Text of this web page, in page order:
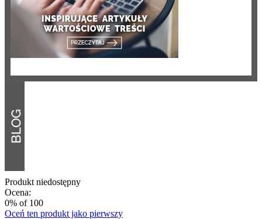
Produkt niedostępny
Ocena:
0% of 100
Oceń ten produkt jako pierwszy